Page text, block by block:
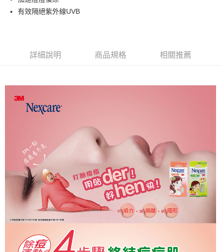
AFTEE先享後付
便利好安心！
１．簡單：不需註冊會員、不需綁卡、不需儲值。
【「AFTEE先享後付」結帳流程】
１．於結帳方式選擇「AFTEE先享後付」後，將跳轉至「AFTEE先享後付」
結帳頁面，進行簡訊認證並確認金額後，即可完成結帳。
３．收到繳費通知簡訊後14天內，點擊此簡訊中的連結，可透過四大超商／
ATM／網路銀行／等多元方式進行付款，方視為交易完成。
※ 請注意：結帳手續完成當下不需立刻繳費，但若您需要取消訂單，請聯絡
購買商品的店家。未經商家同意取消之訂單仍視為有效，需透過AFTEE先享
後付繳納相關費用。
※ 交易是否成功請以「AFTEE先享後付 」之結帳頁面顯示為準，若有關於
是否繳費成功／繳費後需取消欲退款等相關疑問，請聯繫「AFTEE先享後付
客戶支援中心」
https://netprotections.freshdesk.com/support/home
【注意事項】
１．透過由恩沛科技股份有限公司提供之「AFTEE先享後付」服務完成之交
易，需依本服務之必要範圍內提供個人資料，並將交易相關給付款項請求債
權轉讓予恩沛科技股份有限公司。
２．關於個人資料處理事宜，請瀏覽以下網址：
每筆NT$60，滿NT$799(含以上)免運費
滿額免運宅配
每筆NT$100，滿NT$799(含以上)免運費
付款後門市自取
每筆NT$50，滿NT$299(含以上)免運費
有效隔絕紫外線UVB
詳細說明 商品規格 相關推薦